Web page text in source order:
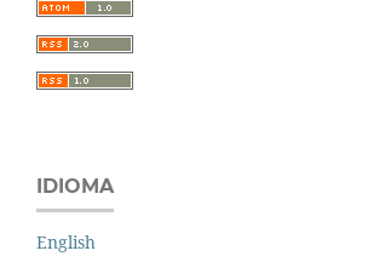
IDIOMA
English